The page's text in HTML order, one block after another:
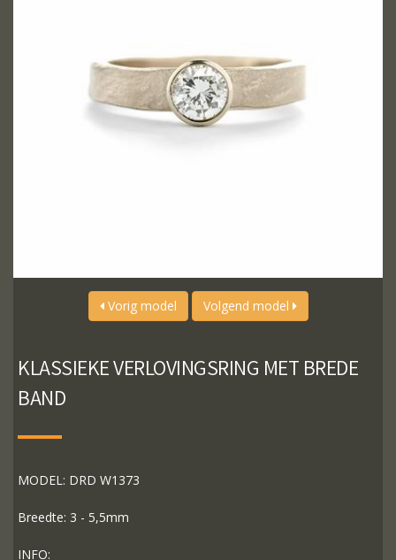
Vorig model Volgend model
KLASSIEKE VERLOVINGSRING MET BREDE
BAND
MODEL: DRD W1373
Breedte: 3 - 5,5mm
INFO: